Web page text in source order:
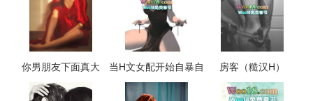
你男朋友下面真大
（校园 np 高h）
当H文女配开始自暴自
弃（NP，高H）
房客（糙汉H）